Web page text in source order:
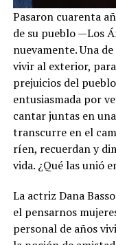
Pasaron cuarenta
de su pueblo —Los
nuevamente. Una
vivir al exterior,
prejuicios del
entusiasmada por
cantar juntas en
transcurre en el
ríen, recuerdan y
vida. ¿Qué las unió
La actriz Dana
el pensarnos
personal de años